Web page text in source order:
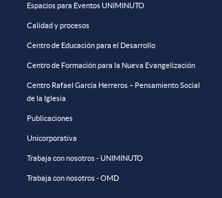
Espacios para Eventos UNIMINUTO
Calidad y procesos
Centro de Educación para el Desarrollo
Centro de Formación para la Nueva Evangelización
Centro Rafael García Herreros – Pensamiento Social
de la Iglesia
Publicaciones
Unicorporativa
Trabaja con nosotros - UNIMINUTO
Trabaja con nosotros - OMD